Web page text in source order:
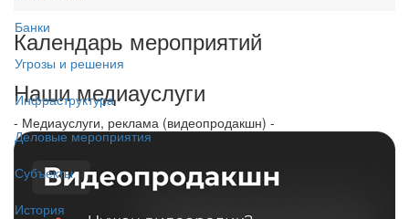
Банки
Угрозы и решения
Инфраструктура
Деловые мероприятия
Субъекты
История
Календарь мероприятий
Наши медиауслуги
- Медиауслуги, реклама (видеопродакшн) -